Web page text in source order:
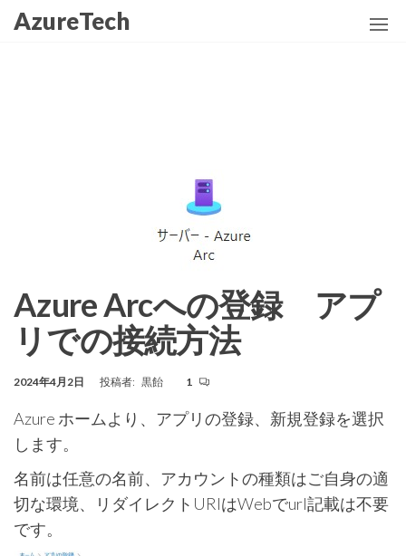
AzureTech
Azure Arcへの登録 アプ
リでの接続方法
2024年4月2日 投稿者: 黒飴 1
Azure ホームより、アプリの登録、新規登録を選択
します。
名前は任意の名前、アカウントの種類はご自身の適
切な環境、リダイレクトURIはWebでurl記載は不要
です。